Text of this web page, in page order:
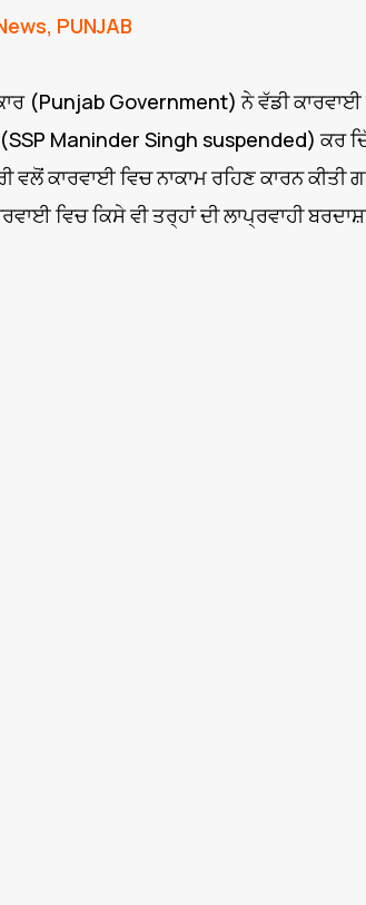
, PUNJAB
(Punjab Government) ਨੇ ਵੱਡੀ
Maninder Singh suspended) ਕਰ
ਵਲੋਂ ਕਾਰਵਾਈ ਵਿਚ ਨਾਕਾਮ ਰਹਿਣ ਕਾਰਨ
ਵਿਚ ਕਿਸੇ ਵੀ ਤਰ੍ਹਾਂ ਦੀ ਲਾਪ੍ਰਵਾਹੀ